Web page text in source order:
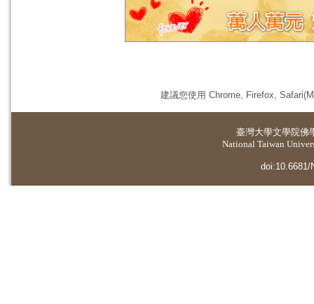
建議您使用 Chrome, Firefox,
臺灣大學文學院佛
National Taiwan
doi:10.6681/